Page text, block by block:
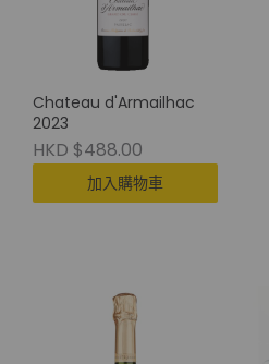
Chateau d'Armailhac
2023
HKD $488.00
加入購物車